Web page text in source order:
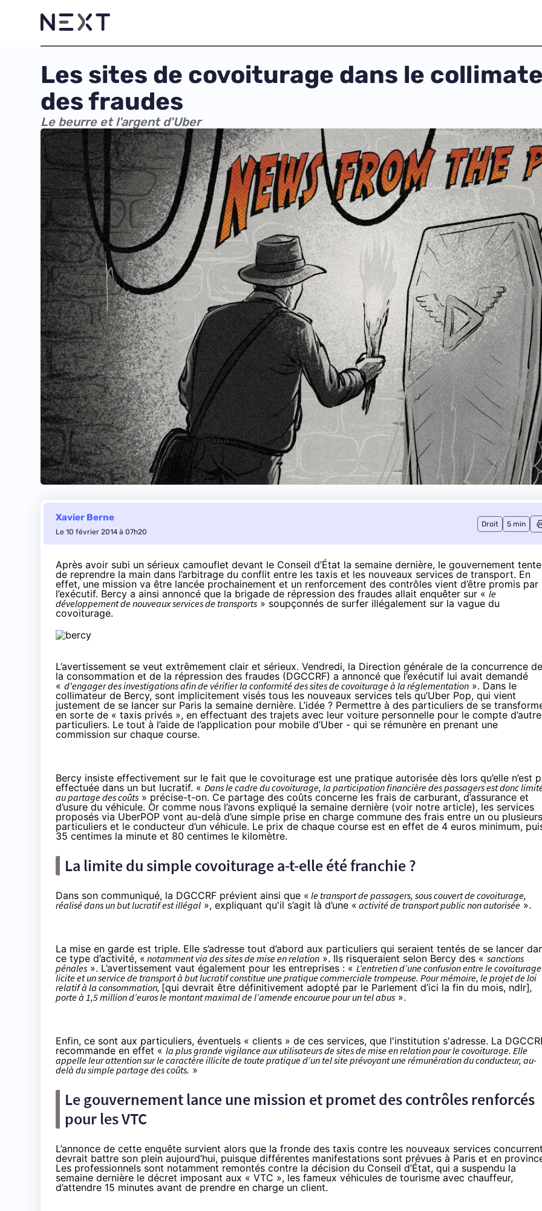
Les sites de covoiturage dans le
des fraudes
Le beurre et l'argent d'Uber
Xavier Berne
Le 10 février 2014 à 07h20
Droit 5 min
Après avoir subi un sérieux camouflet devant le Conseil d’État la semaine dernière, le gouvernement tente
de reprendre la main dans l’arbitrage du conflit entre les taxis et les nouveaux services de transport. En
effet, une mission va être lancée prochainement et un renforcement des contrôles vient d’être promis par
l’exécutif. Bercy a ainsi annoncé que la brigade de répression des fraudes allait enquêter sur « le
développement de nouveaux services de transports » soupçonnés de surfer illégalement sur la vague du
covoiturage.
L’avertissement se veut extrêmement clair et sérieux. Vendredi, la Direction générale de la concurrence de
la consommation et de la répression des fraudes (DGCCRF) a annoncé que l’exécutif lui avait demandé
« d'engager des investigations afin de vérifier la conformité des sites de covoiturage à la réglementation ». Dans le
collimateur de Bercy, sont implicitement visés tous les nouveaux services tels qu’Uber Pop, qui vient
justement de se lancer sur Paris la semaine dernière. L’idée ? Permettre à des particuliers de se
en sorte de « taxis privés », en effectuant des trajets avec leur voiture personnelle pour le compte
particuliers. Le tout à l’aide de l’application pour mobile d’Uber - qui se rémunère en prenant une
commission sur chaque course.
Bercy insiste effectivement sur le fait que le covoiturage est une pratique autorisée dès lors qu’elle n’est
effectuée dans un but lucratif. « Dans le cadre du covoiturage, la participation financière des passagers est donc
au partage des coûts » précise-t-on. Ce partage des coûts concerne les frais de carburant, d’assurance et
d’usure du véhicule. Or comme nous l’avons expliqué la semaine dernière (voir notre article), les services
proposés via UberPOP vont au-delà d’une simple prise en charge commune des frais entre un ou plusieurs
particuliers et le conducteur d’un véhicule. Le prix de chaque course est en effet de 4 euros minimum,
35 centimes la minute et 80 centimes le kilomètre.
La limite du simple covoiturage a-t-elle été franchie ?
Dans son communiqué, la DGCCRF prévient ainsi que « le transport de passagers, sous couvert de covoiturage,
réalisé dans un but lucratif est illégal », expliquant qu'il s’agit là d’une « activité de transport public non autorisée ».
La mise en garde est triple. Elle s’adresse tout d’abord aux particuliers qui seraient tentés de se lancer
ce type d’activité, « notamment via des sites de mise en relation ». Ils risqueraient selon Bercy des « sanctions
pénales ». L’avertissement vaut également pour les entreprises : « L’entretien d’une confusion entre le covoiturage
licite et un service de transport à but lucratif constitue une pratique commerciale trompeuse. Pour mémoire, le projet de loi
relatif à la consommation, [qui devrait être définitivement adopté par le Parlement d’ici la fin du mois, ndlr],
porte à 1,5 million d’euros le montant maximal de l’amende encourue pour un tel abus ».
Enfin, ce sont aux particuliers, éventuels « clients » de ces services, que l'institution s'adresse. La
recommande en effet « la plus grande vigilance aux utilisateurs de sites de mise en relation pour le covoiturage. Elle
appelle leur attention sur le caractère illicite de toute pratique d’un tel site prévoyant une rémunération du conducteur, au-
delà du simple partage des coûts. »
Le gouvernement lance une mission et promet des contrôles renforcés
pour les VTC
L’annonce de cette enquête survient alors que la fronde des taxis contre les nouveaux services
devrait battre son plein aujourd’hui, puisque différentes manifestations sont prévues à Paris et en
Les professionnels sont notamment remontés contre la décision du Conseil d’État, qui a suspendu la
semaine dernière le décret imposant aux « VTC », les fameux véhicules de tourisme avec chauffeur,
d’attendre 15 minutes avant de prendre en charge un client.